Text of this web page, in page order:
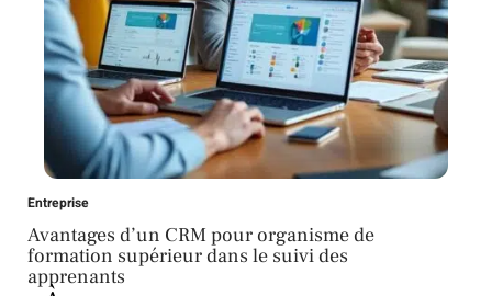
Entreprise
Avantages d’un CRM pour organisme de
formation supérieur dans le suivi des
apprenants